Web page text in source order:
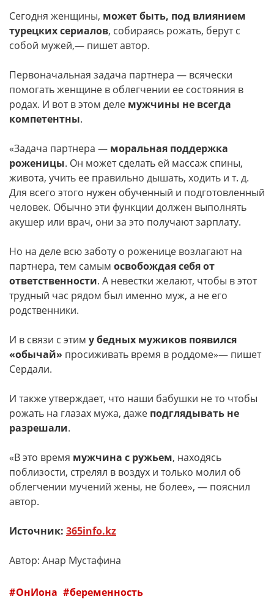
Сегодня женщины, может быть, под влиянием
турецких сериалов, собираясь рожать, берут с
собой мужей,— пишет автор.
Первоначальная задача партнера — всячески
помогать женщине в облегчении ее состояния в
родах. И вот в этом деле мужчины не всегда
компетентны.
«Задача партнера — моральная поддержка
роженицы. Он может сделать ей массаж спины,
живота, учить ее правильно дышать, ходить и т. д.
Для всего этого нужен обученный и подготовленный
человек. Обычно эти функции должен выполнять
акушер или врач, они за это получают зарплату.
Но на деле всю заботу о роженице возлагают на
партнера, тем самым освобождая себя от
ответственности. А невестки желают, чтобы в этот
трудный час рядом был именно муж, а не его
родственники.
И в связи с этим у бедных мужиков появился
«обычай» просиживать время в роддоме»— пишет
Сердали.
И также утверждает, что наши бабушки не то чтобы
рожать на глазах мужа, даже подглядывать не
разрешали.
«В это время мужчина с ружьем, находясь
поблизости, стрелял в воздух и только молил об
облегчении мучений жены, не более», — пояснил
автор.
Источник: 365info.kz
Автор: Анар Мустафина
ОнИона беременность